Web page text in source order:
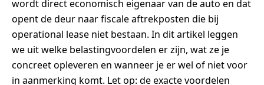
wordt direct economisch eigenaar van de auto en dat
opent de deur naar fiscale aftrekposten die bij
operational lease niet bestaan. In dit artikel leggen
we uit welke belastingvoordelen er zijn, wat ze je
concreet opleveren en wanneer je er wel of niet voor
in aanmerking komt. Let op: de exacte voordelen